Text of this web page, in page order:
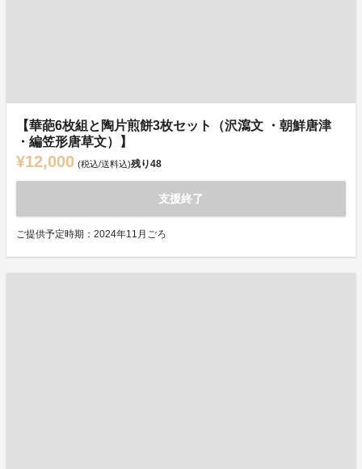
【華葩6枚組と陶片煎餅3枚セット（沢瀉文 ・朝鮮唐津
・編笠形唐草文）】
¥12,000 (税込/送料込)残り48
支援終了
ご提供予定時期：2024年11月ごろ